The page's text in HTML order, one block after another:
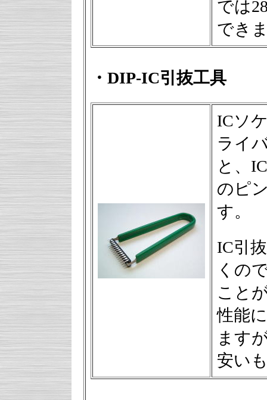
では
でき
・DIP-IC引抜工具
ICソ
ライ
と、
のピ
す。
IC引
くの
こと
性能
ます
安い